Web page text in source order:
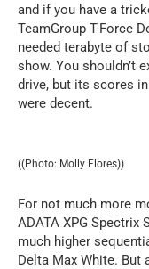
and if you have a
TeamGroup T-Force
needed terabyte of
show. You shouldn’t
drive, but its scores
were decent.
((Photo: Molly Flores))
For not much more
ADATA XPG Spectrix
much higher
Delta Max White. But